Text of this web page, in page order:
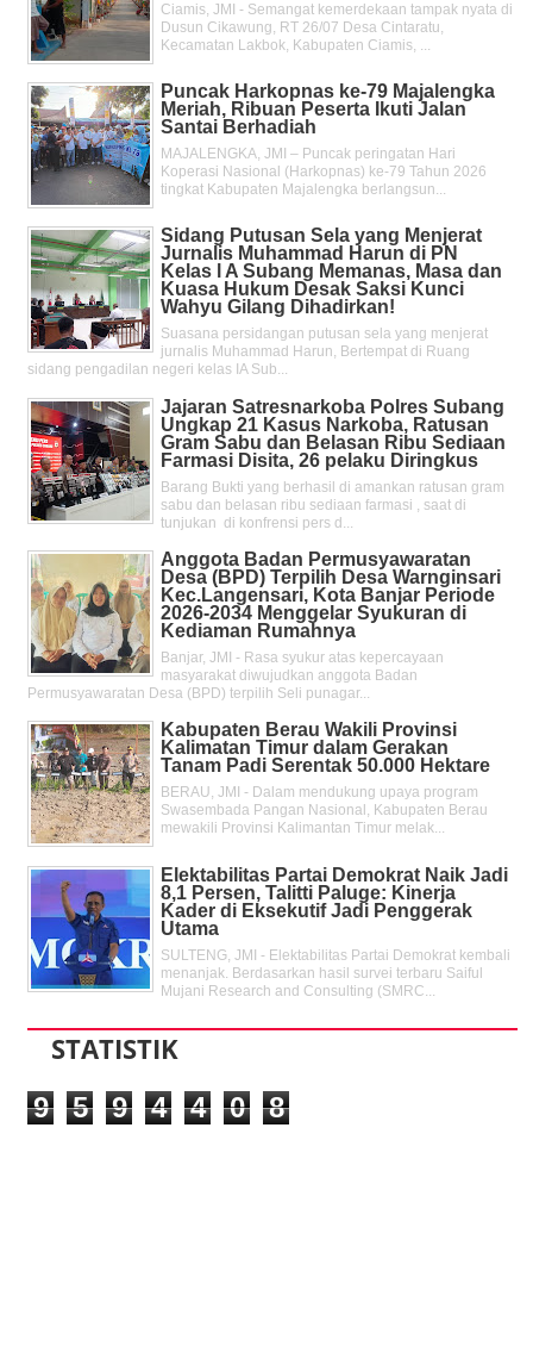
Ciamis, JMI - Semangat kemerdekaan tampak nyata di
Dusun Cikawung, RT 26/07 Desa Cintaratu,
Kecamatan Lakbok, Kabupaten Ciamis, ...
Puncak Harkopnas ke-79 Majalengka
Meriah, Ribuan Peserta Ikuti Jalan
Santai Berhadiah
MAJALENGKA, JMI – Puncak peringatan Hari
Koperasi Nasional (Harkopnas) ke-79 Tahun 2026
tingkat Kabupaten Majalengka berlangsun...
Sidang Putusan Sela yang Menjerat
Jurnalis Muhammad Harun di PN
Kelas l A Subang Memanas, Masa dan
Kuasa Hukum Desak Saksi Kunci
Wahyu Gilang Dihadirkan!
Suasana persidangan putusan sela yang menjerat
jurnalis Muhammad Harun, Bertempat di Ruang
sidang pengadilan negeri kelas IA Sub...
Jajaran Satresnarkoba Polres Subang
Ungkap 21 Kasus Narkoba, Ratusan
Gram Sabu dan Belasan Ribu Sediaan
Farmasi Disita, 26 pelaku Diringkus
Barang Bukti yang berhasil di amankan ratusan gram
sabu dan belasan ribu sediaan farmasi , saat di
tunjukan di konfrensi pers d...
Anggota Badan Permusyawaratan
Desa (BPD) Terpilih Desa Warnginsari
Kec.Langensari, Kota Banjar Periode
2026-2034 Menggelar Syukuran di
Kediaman Rumahnya
Banjar, JMI - Rasa syukur atas kepercayaan
masyarakat diwujudkan anggota Badan
Permusyawaratan Desa (BPD) terpilih Seli punagar...
Kabupaten Berau Wakili Provinsi
Kalimatan Timur dalam Gerakan
Tanam Padi Serentak 50.000 Hektare
BERAU, JMI - Dalam mendukung upaya program
Swasembada Pangan Nasional, Kabupaten Berau
mewakili Provinsi Kalimantan Timur melak...
Elektabilitas Partai Demokrat Naik Jadi
8,1 Persen, Talitti Paluge: Kinerja
Kader di Eksekutif Jadi Penggerak
Utama
SULTENG, JMI - Elektabilitas Partai Demokrat kembali
menanjak. Berdasarkan hasil survei terbaru Saiful
Mujani Research and Consulting (SMRC...
STATISTIK
9 5 9 4 4 0 8